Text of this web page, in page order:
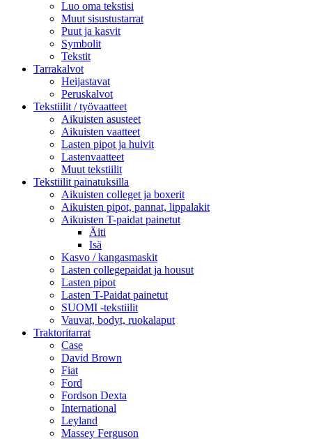
Luo oma tekstisi
Muut sisustustarrat
Puut ja kasvit
Symbolit
Tekstit
Tarrakalvot
Heijastavat
Peruskalvot
Tekstiilit / työvaatteet
Aikuisten asusteet
Aikuisten vaatteet
Lasten pipot ja huivit
Lastenvaatteet
Muut tekstiilit
Tekstiilit painatuksilla
Aikuisten colleget ja boxerit
Aikuisten pipot, pannat, lippalakit
Aikuisten T-paidat painetut
Äiti
Isä
Kasvo / kangasmaskit
Lasten collegepaidat ja housut
Lasten pipot
Lasten T-Paidat painetut
SUOMI -tekstiilit
Vauvat, bodyt, ruokalaput
Traktoritarrat
Case
David Brown
Fiat
Ford
Fordson Dexta
International
Leyland
Massey Ferguson